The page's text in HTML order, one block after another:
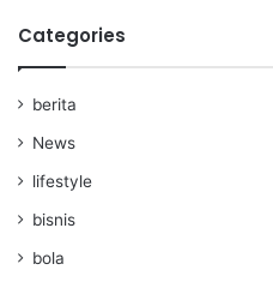
Categories
berita
News
lifestyle
bisnis
bola